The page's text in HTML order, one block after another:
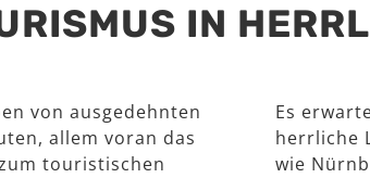
IN
von ausgedehnten
allem voran das
touristischen
Es
herrliche
wie